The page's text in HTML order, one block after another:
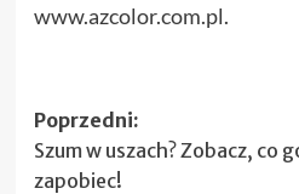
www.azcolor.com.pl.
Zobacz
wpisy
Poprzedni:
Szum w uszach? Zobacz, co
zapobiec!